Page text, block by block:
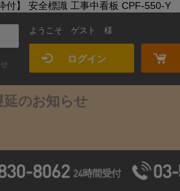
付】 安全標識 工事中看板 CPF-550-Y
ようこそ ゲスト 様
ログイン
のお知らせ